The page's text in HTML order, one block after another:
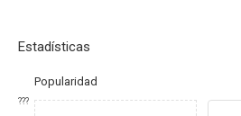
Estadísticas
Popularidad
???